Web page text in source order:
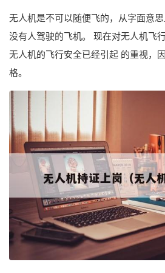
无人机是不可以随便飞的，从字面意
没有人驾驶的飞机。 现在对无人机飞
无人机的飞行安全已经引起 的重视，
格。